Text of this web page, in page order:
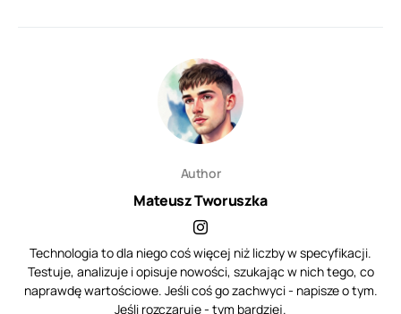
Author
Mateusz Tworuszka
Technologia to dla niego coś więcej niż liczby w specyfikacji.
Testuje, analizuje i opisuje nowości, szukając w nich tego, co
naprawdę wartościowe. Jeśli coś go zachwyci - napisze o tym.
Jeśli rozczaruje - tym bardziej.